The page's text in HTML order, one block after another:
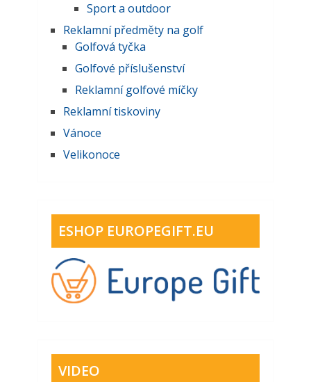
Sport a outdoor
Reklamní předměty na golf
Golfová tyčka
Golfové příslušenství
Reklamní golfové míčky
Reklamní tiskoviny
Vánoce
Velikonoce
ESHOP EUROPEGIFT.EU
VIDEO